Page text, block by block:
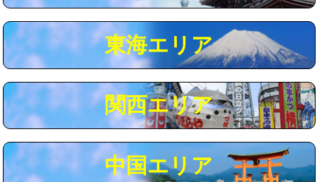
コンクリート斫り（厚さ10㎝まで） 27,500円
コンクリート斫り（厚さ10㎝超え） 38,500円
モルタル補修（厚さ10㎝まで） 27,500円
モルタル補修（厚さ10㎝超え） 38,500円
追加人工 16,500円
現場見積
東海エリア
関西エリア
中国エリア